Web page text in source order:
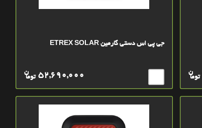
توما
ن
جی پی اس دستی گارمین ETREX SOLAR
توما
ن 52,690,000